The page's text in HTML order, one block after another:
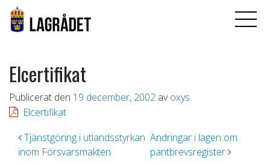
Elcertifikat
Publicerat den 19 december, 2002 av oxys
Elcertifikat
Inläggsnavigering
Tjänstgöring i utlandsstyrkan
inom Försvarsmakten
Ändringar i lagen om
pantbrevsregister